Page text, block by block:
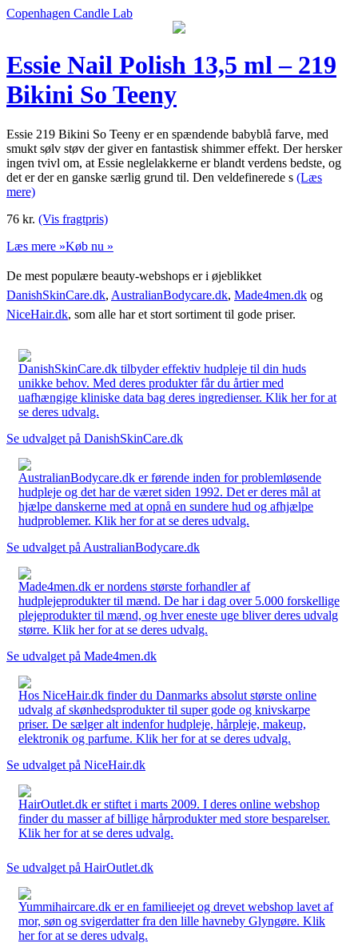
Copenhagen Candle Lab
Essie Nail Polish 13,5 ml – 219
Bikini So Teeny
Essie 219 Bikini So Teeny er en spændende babyblå farve, med
smukt sølv støv der giver en fantastisk shimmer effekt. Der hersker
ingen tvivl om, at Essie neglelakkerne er blandt verdens bedste, og
det er der en ganske særlig grund til. Den veldefinerede s (Læs
mere)
76 kr. (Vis fragtpris)
Læs mere »Køb nu »
De mest populære beauty-webshops er i øjeblikket
DanishSkinCare.dk, AustralianBodycare.dk, Made4men.dk og
NiceHair.dk, som alle har et stort sortiment til gode priser.
DanishSkinCare.dk tilbyder effektiv hudpleje til din huds
unikke behov. Med deres produkter får du årtier med
uafhængige kliniske data bag deres ingredienser. Klik her for at
se deres udvalg.
Se udvalget på DanishSkinCare.dk
AustralianBodycare.dk er førende inden for problemløsende
hudpleje og det har de været siden 1992. Det er deres mål at
hjælpe danskerne med at opnå en sundere hud og afhjælpe
hudproblemer. Klik her for at se deres udvalg.
Se udvalget på AustralianBodycare.dk
Made4men.dk er nordens største forhandler af
hudplejeprodukter til mænd. De har i dag over 5.000 forskellige
plejeprodukter til mænd, og hver eneste uge bliver deres udvalg
større. Klik her for at se deres udvalg.
Se udvalget på Made4men.dk
Hos NiceHair.dk finder du Danmarks absolut største online
udvalg af skønhedsprodukter til super gode og knivskarpe
priser. De sælger alt indenfor hudpleje, hårpleje, makeup,
elektronik og parfume. Klik her for at se deres udvalg.
Se udvalget på NiceHair.dk
HairOutlet.dk er stiftet i marts 2009. I deres online webshop
finder du masser af billige hårprodukter med store besparelser.
Klik her for at se deres udvalg.
Se udvalget på HairOutlet.dk
Yummihaircare.dk er en familieejet og drevet webshop lavet af
mor, søn og svigerdatter fra den lille havneby Glyngøre. Klik
her for at se deres udvalg.